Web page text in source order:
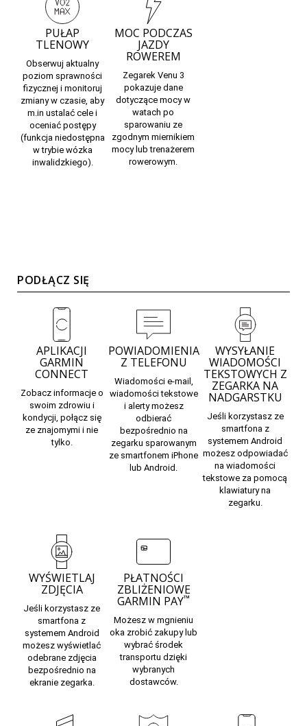
PUŁAP
TLENOWY
Obserwuj aktualny
poziom sprawności
fizycznej i monitoruj
zmiany w czasie, aby
m.in ustalać cele i
oceniać postępy
(funkcja niedostępna
w trybie wózka
inwalidzkiego).
MOC PODCZAS
JAZDY
ROWEREM
Zegarek Venu 3
pokazuje dane
dotyczące mocy w
watach po
sparowaniu ze
zgodnym miernikiem
mocy lub trenażerem
rowerowym.
PODŁĄCZ SIĘ
APLIKACJI
GARMIN
CONNECT
Zobacz informacje o
swoim zdrowiu i
kondycji, połącz się
ze znajomymi i nie
tylko.
POWIADOMIENIA
Z TELEFONU
Wiadomości e-mail,
wiadomości tekstowe
i alerty możesz
odbierać
bezpośrednio na
zegarku sparowanym
ze smartfonem iPhone
lub Android.
WYSYŁANIE
WIADOMOŚCI
TEKSTOWYCH Z
ZEGARKA NA
NADGARSTKU
Jeśli korzystasz ze
smartfona z
systemem Android
możesz odpowiadać
na wiadomości
tekstowe za pomocą
klawiatury na
zegarku.
WYŚWIETLAJ
ZDJĘCIA
Jeśli korzystasz ze
smartfona z
systemem Android
możesz wyświetlać
odebrane zdjęcia
bezpośrednio na
ekranie zegarka.
PŁATNOŚCI
ZBLIŻENIOWE
GARMIN PAY™
Możesz w mgnieniu
oka zrobić zakupy lub
wybrać środek
transportu dzięki
wybranych
dostawców.